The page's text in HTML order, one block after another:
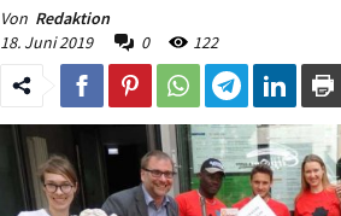
Von Redaktion
18. Juni 2019
0 122